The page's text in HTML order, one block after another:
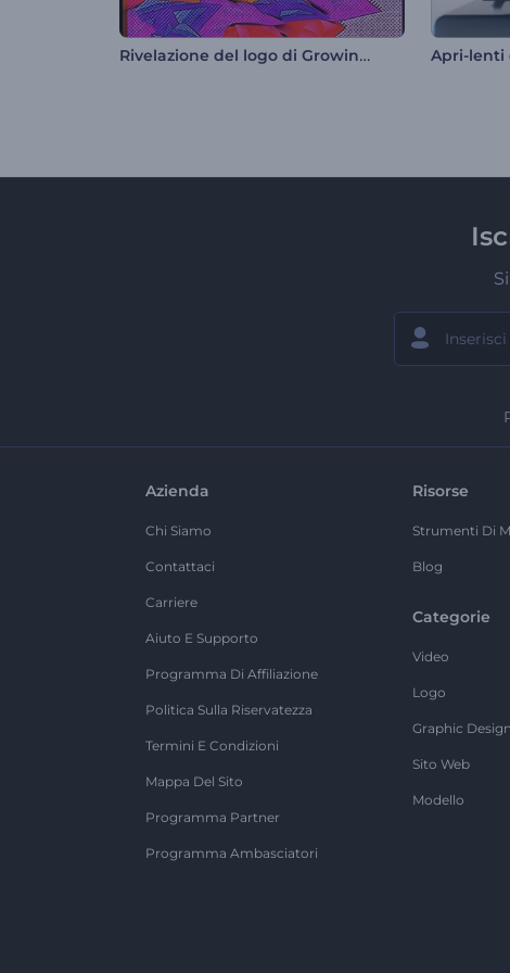
Rivelazione del logo di Growing Art Apri-lenti
Azienda
Chi Siamo
Contattaci
Carriere
Aiuto E Supporto
Programma Di Affiliazione
Politica Sulla Riservatezza
Termini E Condizioni
Mappa Del Sito
Programma Partner
Programma Ambasciatori
Risorse
Strumenti Di
Blog
Categorie
Video
Logo
Graphic Design
Sito Web
Modello